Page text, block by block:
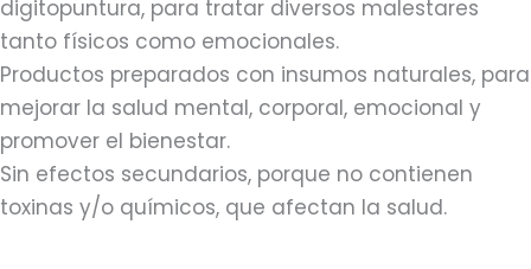
digitopuntura, para tratar diversos malestares
tanto físicos como emocionales.
Productos preparados con insumos naturales, para
mejorar la salud mental, corporal, emocional y
promover el bienestar.
Sin efectos secundarios, porque no contienen
toxinas y/o químicos, que afectan la salud.